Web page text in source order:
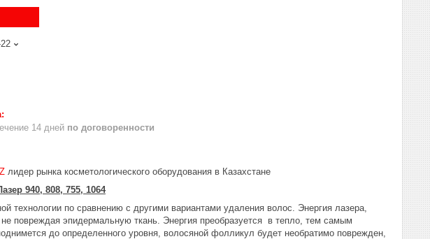
14 дней по договоренности
лидер рынка косметологического оборудования в Казахстане
940, 808, 755, 1064
по сравнению с другими вариантами удаления волос. Энергия лазера,
повреждая эпидермальную ткань. Энергия преобразуется в тепло, тем самым
до определенного уровня, волосяной фолликул будет необратимо поврежден,